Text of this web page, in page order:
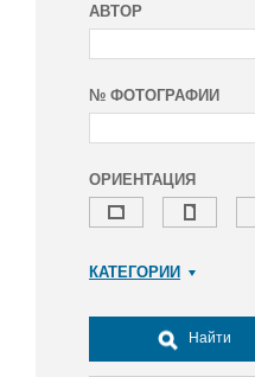
АВТОР
№ ФОТОГРАФИИ
ОРИЕНТАЦИЯ
КАТЕГОРИИ
Досуг, туризм и отдых
Культура
Найти